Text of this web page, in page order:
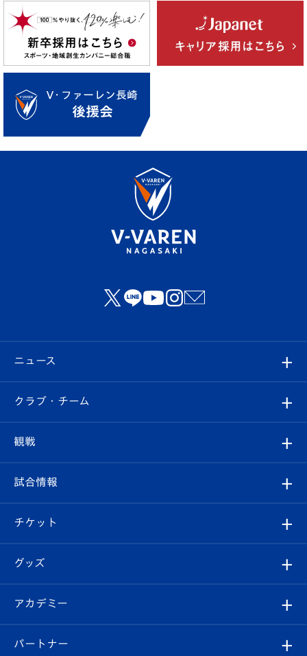
ニュース
すべて
クラブ
試合情報
チケット
イベント
メディア
クラブ・チーム
クラブ概要
エンブレム紹介
スタッフプロフィール
マスコット紹介
観戦
観戦ルール
はじめての観戦ガイド
Revive Team
ヴィヴィくんの長崎おもてなしガイド
試合情報
試合日程/結果
フォトギャラリー
スタジアムグルメ
チケット
チケット
V-LOVERS（ファンクラブ）
グッズ
オンラインショップ
アカデミー
育成からのお知らせ
パートナー